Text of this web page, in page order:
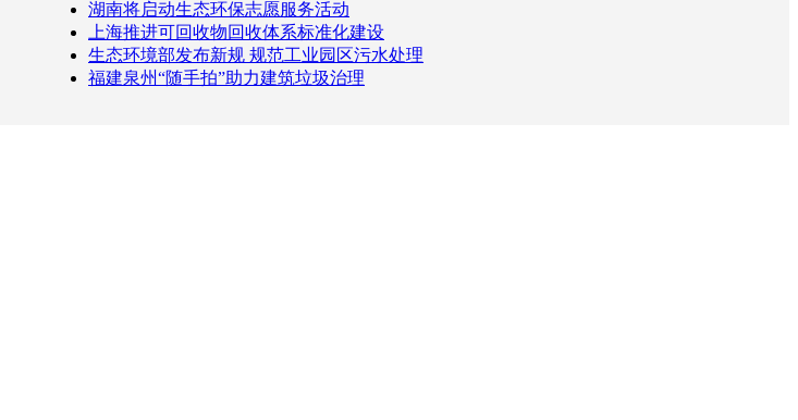
湖南将启动生态环保志愿服务活动
上海推进可回收物回收体系标准化建设
生态环境部发布新规 规范工业园区污水处理
福建泉州“随手拍”助力建筑垃圾治理